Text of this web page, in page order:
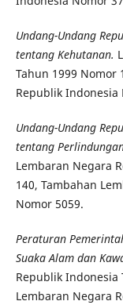
Undang-Undang
tentang Kehutanan.
Tahun 1999 Nomor
Republik Indonesia
Undang-Undang
tentang
Lembaran Negara
140, Tambahan
Nomor 5059.
Peraturan
Suaka Alam dan
Republik Indonesia
Lembaran Negara